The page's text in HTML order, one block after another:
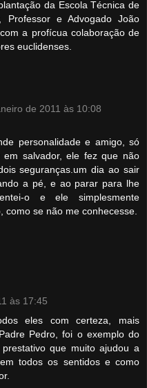
da Escola Técnica de
Professor e Advogado João
a profícua colaboração de
euclidenses.
de 2011 às 10:08
personalidade e amigo, só
salvador, ele fez que não
seguranças.um dia ao sair
a pé, e ao parar para lhe
o e ele simplesmente
como se não me conhecesse.
às 17:45
eles com certeza, mais
Pedro, foi o exemplo do
que muito ajudou a
todos os sentidos e como